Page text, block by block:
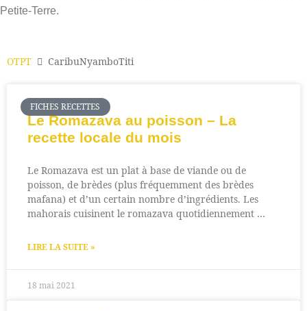
Petite-Terre.
OTPT CaribuNyamboTiti
FICHES RECETTES
Le Romazava au poisson – La
recette locale du mois
Le Romazava est un plat à base de viande ou de
poisson, de brèdes (plus fréquemment des brèdes
mafana) et d’un certain nombre d’ingrédients. Les
mahorais cuisinent le romazava quotidiennement …
LIRE LA SUITE »
18 mai 2021